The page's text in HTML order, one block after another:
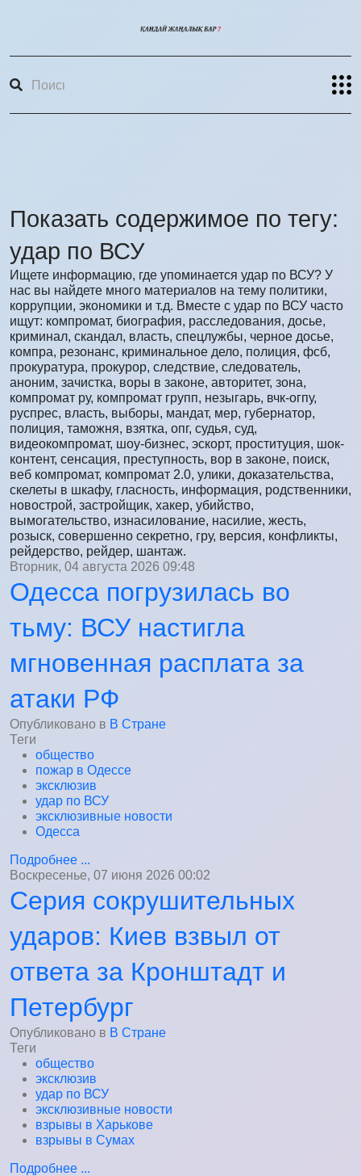
Показать содержимое по тегу:
удар по ВСУ
Ищете информацию, где упоминается удар по ВСУ? У
нас вы найдете много материалов на тему политики,
коррупции, экономики и т.д. Вместе с удар по ВСУ часто
ищут: компромат, биография, расследования, досье,
криминал, скандал, власть, спецлужбы, черное досье,
компра, резонанс, криминальное дело, полиция, фсб,
прокуратура, прокурор, следствие, следователь,
аноним, зачистка, воры в законе, авторитет, зона,
компромат ру, компромат групп, незыгарь, вчк-огпу,
руспрес, власть, выборы, мандат, мер, губернатор,
полиция, таможня, взятка, опг, судья, суд,
видеокомпромат, шоу-бизнес, эскорт, проституция, шок-
контент, сенсация, преступность, вор в законе, поиск,
веб компромат, компромат 2.0, улики, доказательства,
скелеты в шкафу, гласность, информация, родственники,
новострой, застройщик, хакер, убийство,
вымогательство, изнасилование, насилие, жесть,
розыск, совершенно секретно, гру, версия, конфликты,
рейдерство, рейдер, шантаж.
Вторник, 04 августа 2026 09:48
Одесса погрузилась во
тьму: ВСУ настигла
мгновенная расплата за
атаки РФ
Опубликовано в В Стране
Теги
общество
пожар в Одессе
эксклюзив
удар по ВСУ
эксклюзивные новости
Одесса
Подробнее ...
Воскресенье, 07 июня 2026 00:02
Серия сокрушительных
ударов: Киев взвыл от
ответа за Кронштадт и
Петербург
Опубликовано в В Стране
Теги
общество
эксклюзив
удар по ВСУ
эксклюзивные новости
взрывы в Харькове
взрывы в Сумах
Подробнее ...